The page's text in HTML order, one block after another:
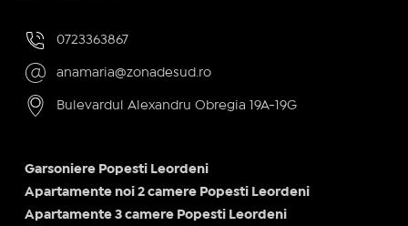
0723363867
anamaria@zonadesud.ro
Bulevardul Alexandru Obregia 19A-19G
Garsoniere Popesti Leordeni
Apartamente noi 2 camere Popesti Leordeni
Apartamente 3 camere Popesti Leordeni